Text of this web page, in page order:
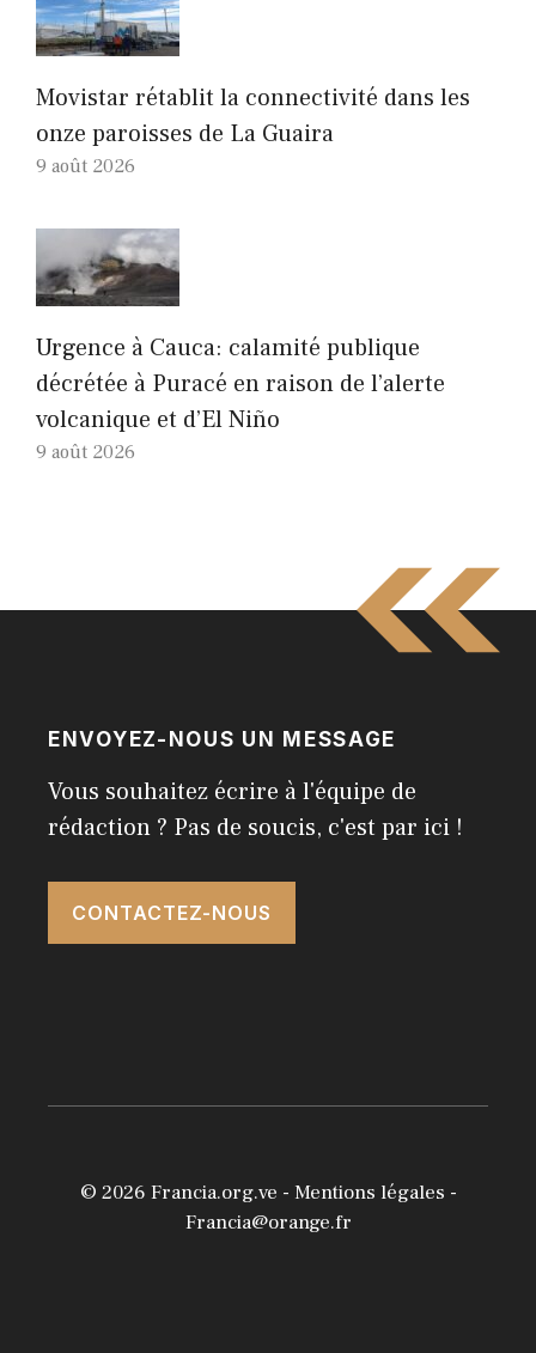
Movistar rétablit la connectivité dans les
onze paroisses de La Guaira
9 août 2026
Urgence à Cauca: calamité publique
décrétée à Puracé en raison de l’alerte
volcanique et d’El Niño
9 août 2026
ENVOYEZ-NOUS UN MESSAGE
Vous souhaitez écrire à l'équipe de
rédaction ? Pas de soucis, c'est par ici !
CONTACTEZ-NOUS
© 2026 Francia.org.ve - Mentions légales -
Francia@orange.fr